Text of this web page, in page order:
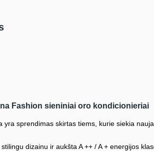
Fashion sieniniai oro kondicionieriai
yra sprendimas skirtas tiems, kurie siekia
dizainu ir aukšta A ++ / A + energijos